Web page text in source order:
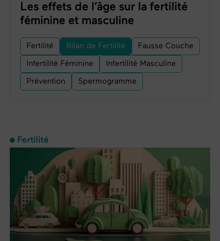
Les effets de l’âge sur la fertilité
féminine et masculine
Fertilité Bilan de Fertilité Fausse Couche
Infertilité Féminine Infertilité Masculine
Prévention Spermogramme
Fertilité